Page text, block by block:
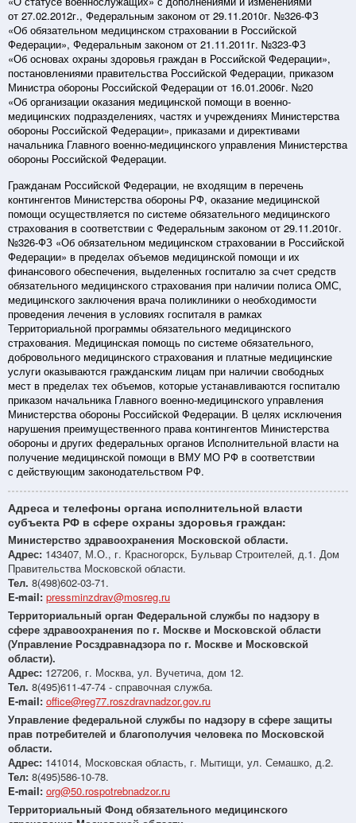
от 27.02.2012г., Федеральным законом от 29.11.2010г. №326-ФЗ
«Об обязательном медицинском страховании в Российской
Федерации», Федеральным законом от 21.11.2011г. №323-ФЗ
«Об основах охраны здоровья граждан в Российской Федерации»,
постановлениями правительства Российской Федерации, приказом
Министра обороны Российской Федерации от 16.01.2006г. №20
«Об организации оказания медицинской помощи в военно-
медицинских подразделениях, частях и учреждениях Министерства
обороны Российской Федерации», приказами и директивами
начальника Главного военно-медицинского управления Министерства
обороны Российской Федерации.
Гражданам Российской Федерации, не входящим в перечень
контингентов Министерства обороны РФ, оказание медицинской
помощи осуществляется по системе обязательного медицинского
страхования в соответствии с Федеральным законом от 29.11.2010г.
№326-ФЗ «Об обязательном медицинском страховании в Российской
Федерации» в пределах объемов медицинской помощи и их
финансового обеспечения, выделенных госпиталю за счет средств
обязательного медицинского страхования при наличии полиса ОМС,
медицинского заключения врача поликлиники о необходимости
проведения лечения в условиях госпиталя в рамках
Территориальной программы обязательного медицинского
страхования. Медицинская помощь по системе обязательного,
добровольного медицинского страхования и платные медицинские
услуги оказываются гражданским лицам при наличии свободных
мест в пределах тех объемов, которые устанавливаются госпиталю
приказом начальника Главного военно-медицинского управления
Министерства обороны Российской Федерации. В целях исключения
нарушения преимущественного права контингентов Министерства
обороны и других федеральных органов Исполнительной власти на
получение медицинской помощи в ВМУ МО РФ в соответствии
с действующим законодательством РФ.
Адреса и телефоны органа исполнительной власти
субъекта РФ в сфере охраны здоровья граждан:
Министерство здравоохранения Московской области.
Адрес: 143407, М.О., г. Красногорск, Бульвар Строителей, д.1. Дом
Правительства Московской области.
Тел. 8(498)602-03-71.
E-mail: pressminzdrav@mosreg.ru
Территориальный орган Федеральной службы по надзору в
сфере здравоохранения по г. Москве и Московской области
(Управление Росздравнадзора по г. Москве и Московской
области).
Адрес: 127206, г. Москва, ул. Вучетича, дом 12.
Тел. 8(495)611-47-74 - справочная служба.
E-mail: office@reg77.roszdravnadzor.gov.ru
Управление федеральной службы по надзору в сфере защиты
прав потребителей и благополучия человека по Московской
области.
Адрес: 141014, Московская область, г. Мытищи, ул. Семашко, д.2.
Тел: 8(495)586-10-78.
E-mail: org@50.rospotrebnadzor.ru
Территориальный Фонд обязательного медицинского